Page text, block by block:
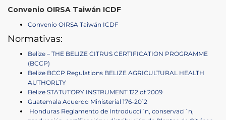
Convenio OIRSA Taiwán ICDF
Convenio OIRSA Taiwán ICDF
Normativas:
Belize – THE BELIZE CITRUS CERTIFICATION PROGRAMME
(BCCP)
Belize BCCP Regulations BELIZE AGRICULTURAL HEALTH
AUTHORLTY
Belize STATUTORY INSTRUMENT 122 of 2009
Guatemala Acuerdo Ministerial 176-2012
Honduras Reglamento de Introducci´n, conservaci´n,